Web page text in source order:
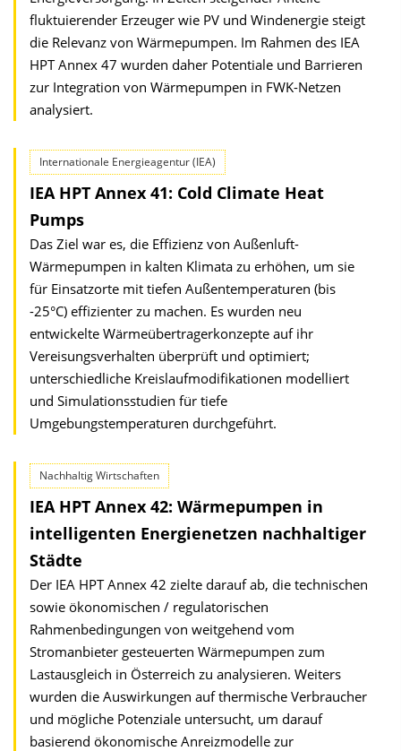
fluktuierender Erzeuger wie PV und Windenergie steigt
die Relevanz von Wärmepumpen. Im Rahmen des IEA
HPT Annex 47 wurden daher Potentiale und Barrieren
zur Integration von Wärmepumpen in FWK-Netzen
analysiert.
Internationale Energieagentur (IEA)
IEA HPT Annex 41: Cold Climate Heat
Pumps
Das Ziel war es, die Effizienz von Außenluft-
Wärmepumpen in kalten Klimata zu erhöhen, um sie
für Einsatzorte mit tiefen Außentemperaturen (bis
-25°C) effizienter zu machen. Es wurden neu
entwickelte Wärmeübertragerkonzepte auf ihr
Vereisungsverhalten überprüft und optimiert;
unterschiedliche Kreislaufmodifikationen modelliert
und Simulationsstudien für tiefe
Umgebungstemperaturen durchgeführt.
Nachhaltig Wirtschaften
IEA HPT Annex 42: Wärmepumpen in
intelligenten Energienetzen nachhaltiger
Städte
Der IEA HPT Annex 42 zielte darauf ab, die technischen
sowie ökonomischen / regulatorischen
Rahmenbedingungen von weitgehend vom
Stromanbieter gesteuerten Wärmepumpen zum
Lastausgleich in Österreich zu analysieren. Weiters
wurden die Auswirkungen auf thermische Verbraucher
und mögliche Potenziale untersucht, um darauf
basierend ökonomische Anreizmodelle zur